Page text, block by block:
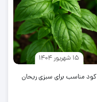
15 شهریور 1404
کود مناسب برای سبزی ریحان